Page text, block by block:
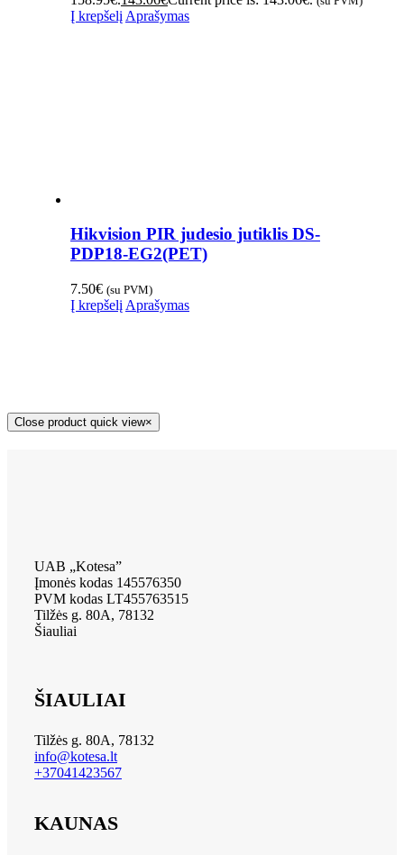
Į krepšelį Aprašymas
Hikvision PIR judesio jutiklis DS-
PDP18-EG2(PET)
7.50€ (su PVM)
Į krepšelį Aprašymas
Close product quick view×
UAB „Kotesa”
Įmonės kodas 145576350
PVM kodas LT455763515
Tilžės g. 80A, 78132
Šiauliai
ŠIAULIAI
Tilžės g. 80A, 78132
info@kotesa.lt
+37041423567
KAUNAS